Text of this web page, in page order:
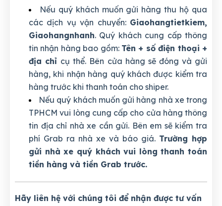
Nếu quý khách muốn gửi hàng thu hộ qua
các dịch vụ vận chuyển: Giaohangtietkiem,
Giaohangnhanh. Quý khách cung cấp thông
tin nhận hàng bao gồm: Tên + số điện thoại +
địa chỉ cụ thể. Bên cửa hàng sẽ đóng và gửi
hàng, khi nhận hàng quý khách được kiểm tra
hàng trước khi thanh toán cho shiper.
Nếu quý khách muốn gửi hàng nhà xe trong
TPHCM vui lòng cung cấp cho cửa hàng thông
tin địa chỉ nhà xe cần gửi. Bên em sẽ kiểm tra
phí Grab ra nhà xe và báo giá. Trường hợp
gửi nhà xe quý khách vui lòng thanh toán
tiền hàng và tiền Grab trước.
Hãy liên hệ với chúng tôi để nhận được tư vấn